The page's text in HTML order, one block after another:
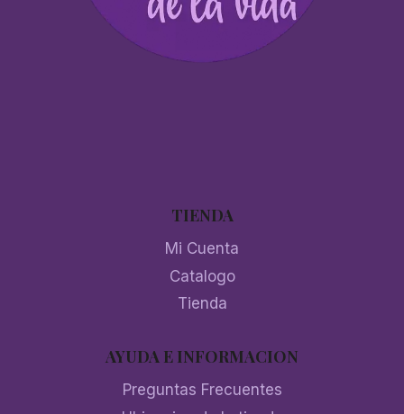
TIENDA
Mi Cuenta
Catalogo
Tienda
AYUDA E INFORMACION
Preguntas Frecuentes